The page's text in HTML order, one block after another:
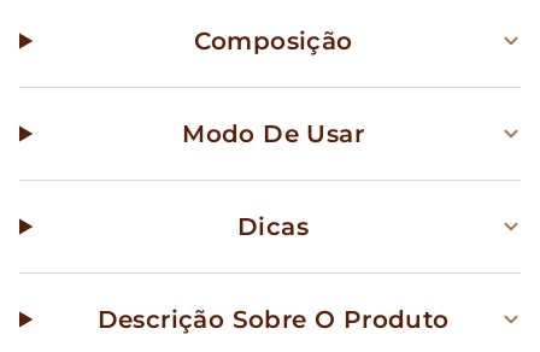
Composição
Modo De Usar
Dicas
Descrição Sobre O Produto